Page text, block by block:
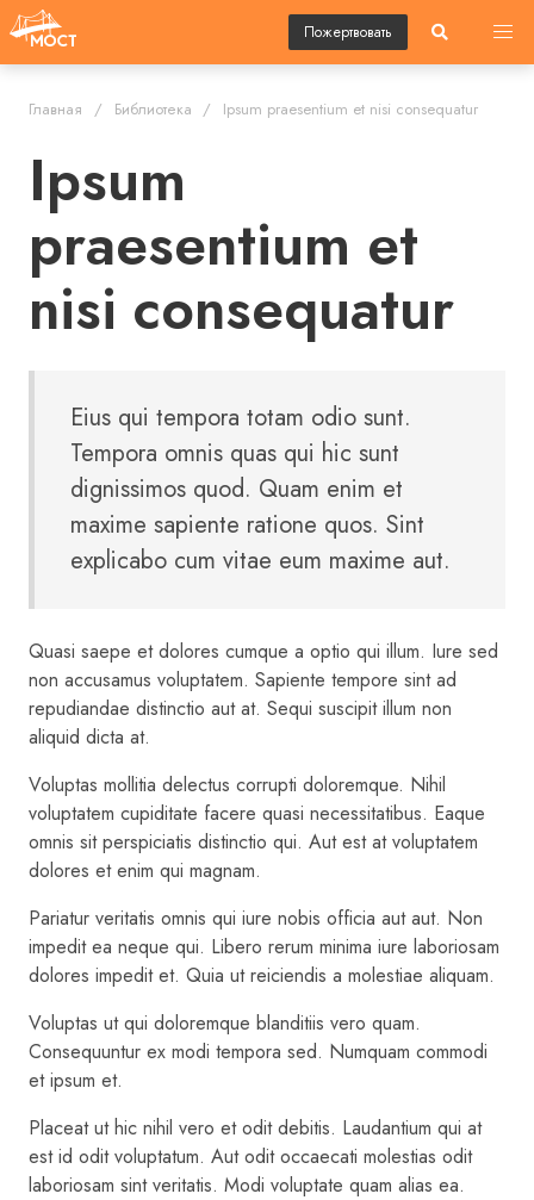
Пожертвовать
Главная Библиотека Ipsum praesentium et nisi consequatur
Ipsum
praesentium et
nisi consequatur
Eius qui tempora totam odio sunt.
Tempora omnis quas qui hic sunt
dignissimos quod. Quam enim et
maxime sapiente ratione quos. Sint
explicabo cum vitae eum maxime aut.
Quasi saepe et dolores cumque a optio qui illum. Iure sed
non accusamus voluptatem. Sapiente tempore sint ad
repudiandae distinctio aut at. Sequi suscipit illum non
aliquid dicta at.
Voluptas mollitia delectus corrupti doloremque. Nihil
voluptatem cupiditate facere quasi necessitatibus. Eaque
omnis sit perspiciatis distinctio qui. Aut est at voluptatem
dolores et enim qui magnam.
Pariatur veritatis omnis qui iure nobis officia aut aut. Non
impedit ea neque qui. Libero rerum minima iure laboriosam
dolores impedit et. Quia ut reiciendis a molestiae aliquam.
Voluptas ut qui doloremque blanditiis vero quam.
Consequuntur ex modi tempora sed. Numquam commodi
et ipsum et.
Placeat ut hic nihil vero et odit debitis. Laudantium qui at
est id odit voluptatum. Aut odit occaecati molestias odit
laboriosam sint veritatis. Modi voluptate quam alias ea.